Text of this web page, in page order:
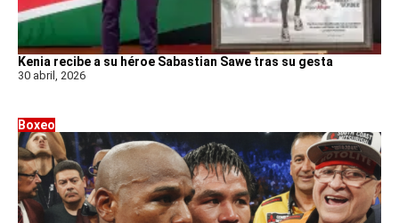
Kenia recibe a su héroe Sabastian Sawe tras su gesta
30 abril, 2026
Boxeo